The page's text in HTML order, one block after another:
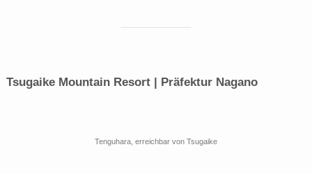
Tsugaike Mountain Resort | Präfektur Nagano
Tenguhara, erreichbar von Tsugaike